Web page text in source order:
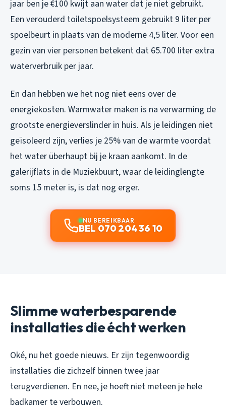
jaar ben je €100 kwijt aan water dat je niet gebruikt.
Een verouderd toiletspoelsysteem gebruikt 9 liter per
spoelbeurt in plaats van de moderne 4,5 liter. Voor een
gezin van vier personen betekent dat 65.700 liter extra
waterverbruik per jaar.
En dan hebben we het nog niet eens over de
energiekosten. Warmwater maken is na verwarming de
grootste energieverslinder in huis. Als je leidingen niet
geïsoleerd zijn, verlies je 25% van de warmte voordat
het water überhaupt bij je kraan aankomt. In de
galerijflats in de Muziekbuurt, waar de leidinglengte
soms 15 meter is, is dat nog erger.
NU BEREIKBAAR
BEL 070 204 36 10
Slimme waterbesparende
installaties die écht werken
Oké, nu het goede nieuws. Er zijn tegenwoordig
installaties die zichzelf binnen twee jaar
terugverdienen. En nee, je hoeft niet meteen je hele
badkamer te verbouwen.